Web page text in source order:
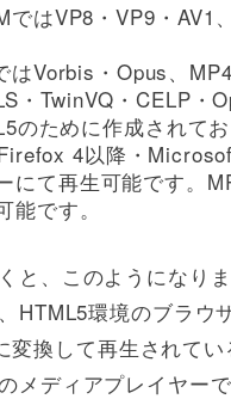
ではVP8・VP9・
Vorbis・Opus、
・TwinVQ・CELP・
のために作成されて
4以降・
にて再生可能です。
です。
と、このようになり
HTML5環境のブラウ
変換して再生されて
メディアプレイヤー